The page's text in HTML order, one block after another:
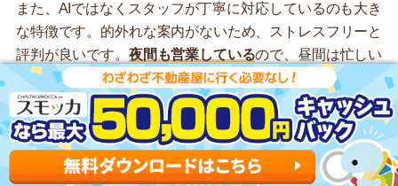
また、AIではなくスタッフが丁寧に対応しているのも大き
な特徴です。的外れな案内がないため、ストレスフリーと
評判が良いです。 夜間も営業しているので、昼間は忙しい
人も、寝る前の数分を使ってお部屋を探してみましょう！
LINEで気軽にお部屋を探せる！
スミカの公式LINEはこちら